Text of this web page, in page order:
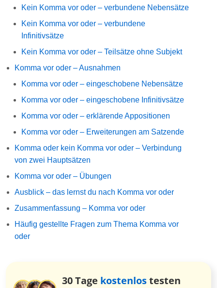
Kein Komma vor oder – verbundene Nebensätze
Kein Komma vor oder – verbundene
Infinitivsätze
Kein Komma vor oder – Teilsätze ohne Subjekt
Komma vor oder – Ausnahmen
Komma vor oder – eingeschobene Nebensätze
Komma vor oder – eingeschobene Infinitivsätze
Komma vor oder – erklärende Appositionen
Komma vor oder – Erweiterungen am Satzende
Komma oder kein Komma vor oder – Verbindung
von zwei Hauptsätzen
Komma vor oder – Übungen
Ausblick – das lernst du nach Komma vor oder
Zusammenfassung – Komma vor oder
Häufig gestellte Fragen zum Thema Komma vor
oder
30 Tage kostenlostesten